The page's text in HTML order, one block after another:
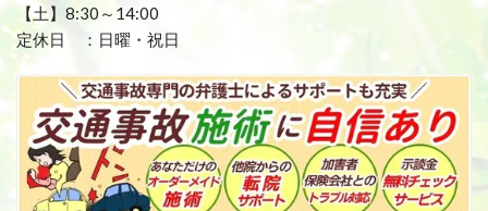
【土】8:30～14:00
定休日 ：日曜・祝日